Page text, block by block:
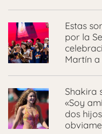
Estas
por la
Martín a
Shakira
«Soy
dos